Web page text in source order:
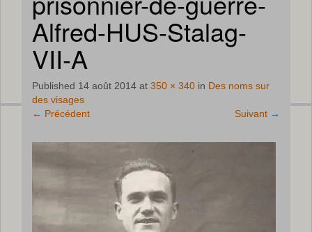
Alfred-HUS-Stalag-
VII-A
Published 14 août 2014 at 350 × 340 in Des noms sur
des visages
← Précédent Suivant →